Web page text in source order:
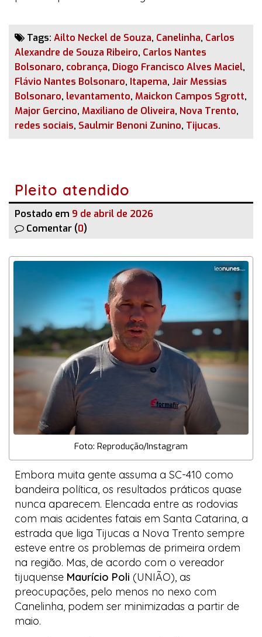
Tags: Ailto Neckel de Souza, Canelinha, Carlos
Alexandre de Souza Ribeiro, Carlos Nantes
Bolsonaro, cobrança, Diogo Francisco Alves Maciel,
Flávio Nantes Bolsonaro, Itapema, Jair Messias
Bolsonaro, levantamento, Maickon Campos Sgrott,
Major Gercino, Maxiliano de Oliveira, Nova Trento,
redes sociais, Saulmir Benoni Zunino, Tijucas.
Pleito atendido
Postado em 9 de abril de 2026
Comentar (0)
Foto: Reprodução/Instagram
Embora muita gente assuma a SC-410 como
bandeira política, os resultados práticos quase
nunca aparecem. Elencada entre as rodovias
com mais acidentes fatais em Santa Catarina, a
estrada que liga Tijucas a Nova Trento sempre
esteve entre os problemas de primeira ordem
na região. Mas, de acordo com o vereador
tijuquense Maurício Poli (UNIÃO), as
preocupações, pelo menos no nexo com
Canelinha, podem ser minimizadas a partir de
maio.